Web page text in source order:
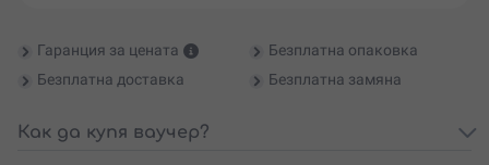
Гаранция за цената
Безплатна опаковка
Безплатна доставка
Безплатна замяна
Как да купя ваучер?